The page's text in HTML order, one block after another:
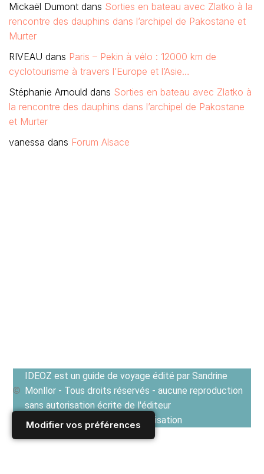
Modifier vos préférences
Mickaël Dumont dans Sorties en bateau avec Zlatko à la
rencontre des dauphins dans l’archipel de Pakostane et
Murter
RIVEAU dans Paris – Pekin à vélo : 12000 km de
cyclotourisme à travers l’Europe et l’Asie…
Stéphanie Arnould dans Sorties en bateau avec Zlatko à
la rencontre des dauphins dans l’archipel de Pakostane
et Murter
vanessa dans Forum Alsace
IDEOZ est un guide de voyage édité par Sandrine
Monllor - Tous droits réservés - aucune reproduction
sans autorisation écrite de l'éditeur
Voir les Conditions générales d'utilisation